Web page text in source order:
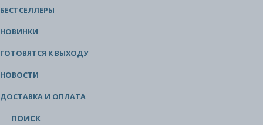
БЕСТСЕЛЛЕРЫ
НОВИНКИ
ГОТОВЯТСЯ К ВЫХОДУ
НОВОСТИ
ДОСТАВКА И ОПЛАТА
ПОИСК